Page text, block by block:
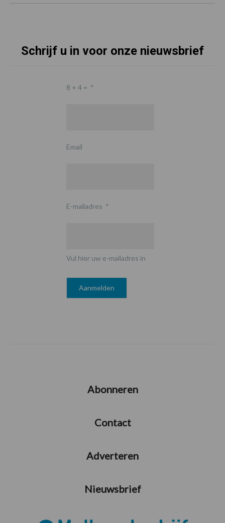
Schrijf u in voor onze nieuwsbrief
8 + 4 = *
Email
E-mailadres *
Vul hier uw e-mailadres in
Abonneren
Contact
Adverteren
Nieuwsbrief